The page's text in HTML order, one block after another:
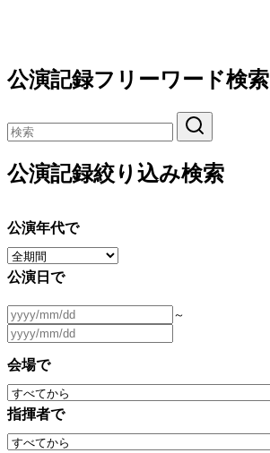
公演記録フリーワード検索
公演記録絞り込み検索
公演年代で
公演日で
～
会場で
指揮者で